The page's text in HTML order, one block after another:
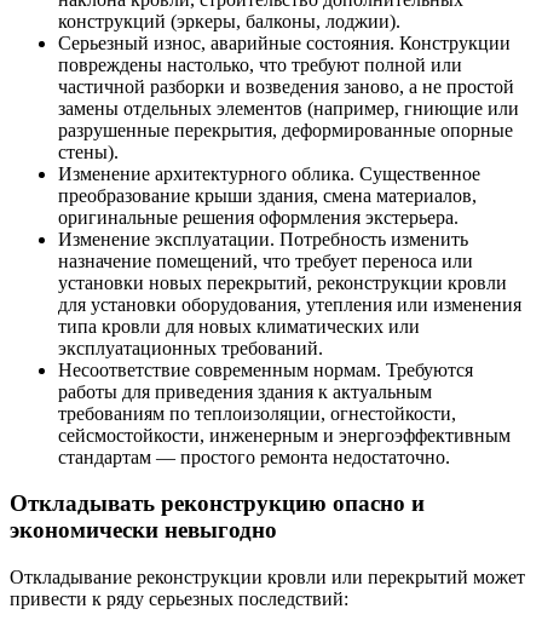
конструкций (эркеры, балконы, лоджии).
Серьезный износ, аварийные состояния. Конструкции
повреждены настолько, что требуют полной или
частичной разборки и возведения заново, а не простой
замены отдельных элементов (например, гниющие или
разрушенные перекрытия, деформированные опорные
стены).
Изменение архитектурного облика. Существенное
преобразование крыши здания, смена материалов,
оригинальные решения оформления экстерьера.
Изменение эксплуатации. Потребность изменить
назначение помещений, что требует переноса или
установки новых перекрытий, реконструкции кровли
для установки оборудования, утепления или изменения
типа кровли для новых климатических или
эксплуатационных требований.
Несоответствие современным нормам. Требуются
работы для приведения здания к актуальным
требованиям по теплоизоляции, огнестойкости,
сейсмостойкости, инженерным и энергоэффективным
стандартам — простого ремонта недостаточно.
Откладывать реконструкцию опасно и
экономически невыгодно
Откладывание реконструкции кровли или перекрытий может
привести к ряду серьезных последствий: